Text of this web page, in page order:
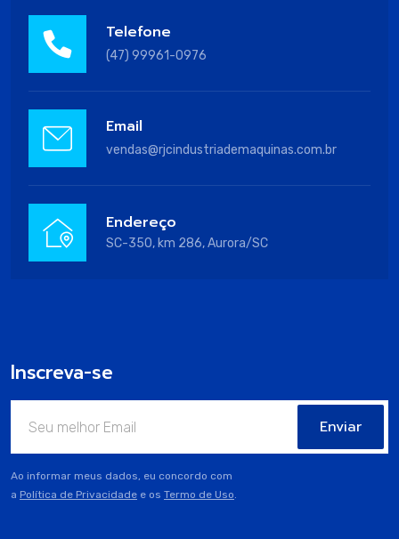
Telefone
(47) 99961-0976
Email
vendas@rjcindustriademaquinas.com.br
Endereço
SC-350, km 286, Aurora/SC
Inscreva-se
Enviar
Ao informar meus dados, eu concordo com
a Política de Privacidade e os Termo de Uso.